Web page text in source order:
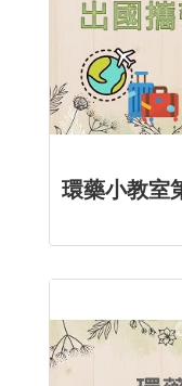
環藥小教室